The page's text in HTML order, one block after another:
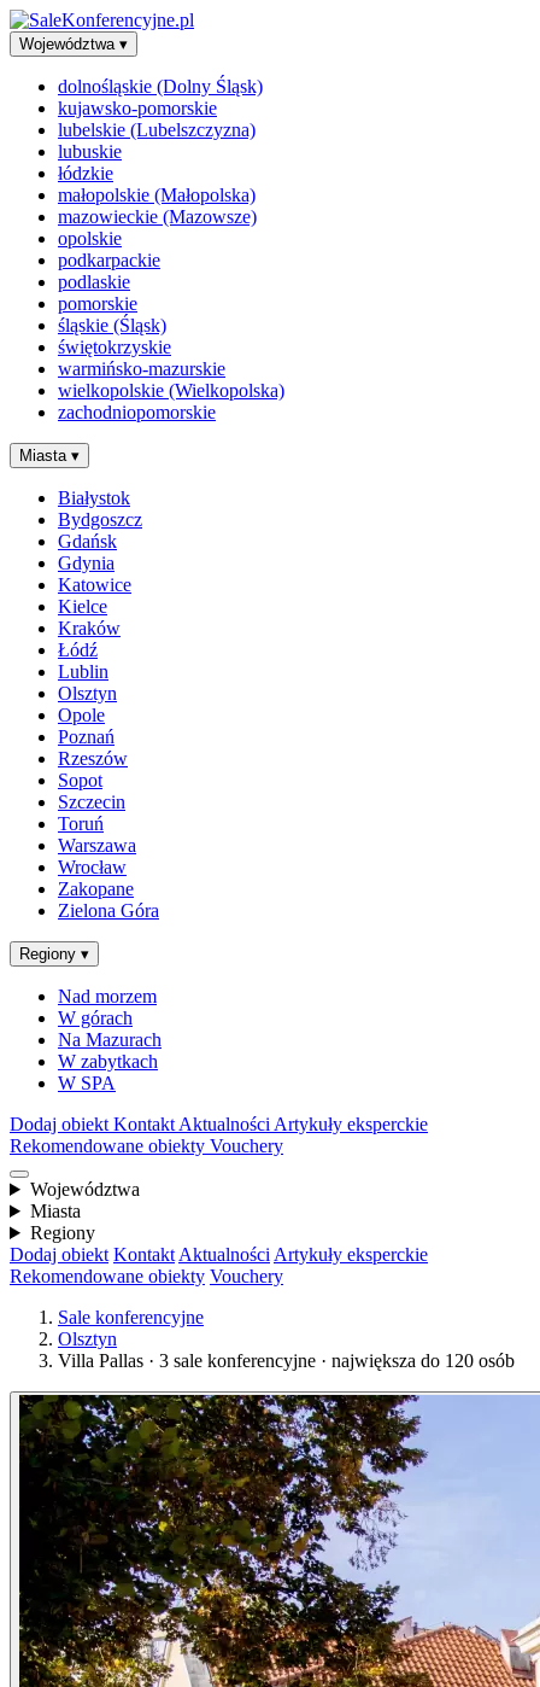
Województwa ▾
dolnośląskie (Dolny Śląsk)
kujawsko-pomorskie
lubelskie (Lubelszczyzna)
lubuskie
łódzkie
małopolskie (Małopolska)
mazowieckie (Mazowsze)
opolskie
podkarpackie
podlaskie
pomorskie
śląskie (Śląsk)
świętokrzyskie
warmińsko-mazurskie
wielkopolskie (Wielkopolska)
zachodniopomorskie
Miasta ▾
Białystok
Bydgoszcz
Gdańsk
Gdynia
Katowice
Kielce
Kraków
Łódź
Lublin
Olsztyn
Opole
Poznań
Rzeszów
Sopot
Szczecin
Toruń
Warszawa
Wrocław
Zakopane
Zielona Góra
Regiony ▾
Nad morzem
W górach
Na Mazurach
W zabytkach
W SPA
Dodaj obiekt Kontakt Aktualności Artykuły eksperckie
Rekomendowane obiekty Vouchery
Województwa
Miasta
Regiony
Dodaj obiekt Kontakt Aktualności Artykuły eksperckie
Rekomendowane obiekty Vouchery
Sale konferencyjne
Olsztyn
Villa Pallas · 3 sale konferencyjne · największa do 120 osób